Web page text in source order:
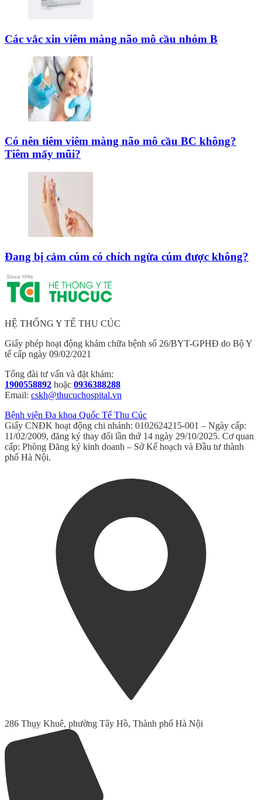
Các vắc xin viêm màng não mô cầu nhóm B
Có nên tiêm viêm màng não mô cầu BC không?
Tiêm mấy mũi?
Đang bị cảm cúm có chích ngừa cúm được không?
HỆ THỐNG Y TẾ THU CÚC
Giấy phép hoạt động khám chữa bệnh số 26/BYT-GPHĐ do Bộ Y
tế cấp ngày 09/02/2021
Tổng đài tư vấn và đặt khám:
1900558892 hoặc 0936388288
Email: cskh@thucuchospital.vn
Bệnh viện Đa khoa Quốc Tế Thu Cúc
Giấy CNĐK hoạt động chi nhánh: 0102624215-001 – Ngày cấp:
11/02/2009, đăng ký thay đổi lần thứ 14 ngày 29/10/2025. Cơ quan
cấp: Phòng Đăng ký kinh doanh – Sở Kế hoạch và Đầu tư thành
phố Hà Nội.
286 Thụy Khuê, phường Tây Hồ, Thành phố Hà Nội